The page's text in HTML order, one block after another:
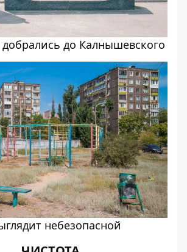
до Калнышевского
небезопасной